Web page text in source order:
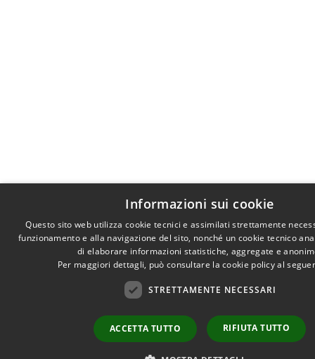
Informazioni sui cookie
Questo sito web utilizza cookie tecnici e assimilati strettamente
funzionamento e alla navigazione del sito, nonché un cookie tecnico
di elaborare informazioni statistiche, aggregate e
Per maggiori dettagli, può consultare la cookie policy al
STRETTAMENTE NECESSARI
ACCETTA TUTTO RIFIUTA TUTTO